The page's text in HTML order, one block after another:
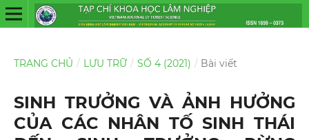
TRANG CHỦ / LƯU TRỮ / SỐ 4 (2021) / Bài viết
SINH TRƯỞNG VÀ ẢNH HƯỞNG
CỦA CÁC NHÂN TỐ SINH THÁI